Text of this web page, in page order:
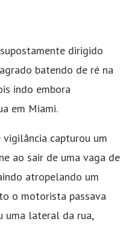
dirigido
batendo de ré na
indo embora
em Miami.
capturou um
ao sair de uma vaga de
atropelando um
o motorista passava
uma lateral da rua,